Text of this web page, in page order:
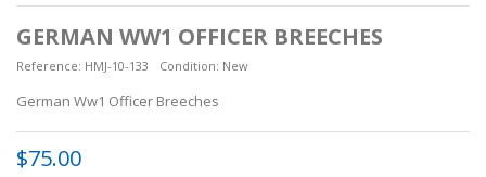
GERMAN WW1 OFFICER BREECHES
Reference: HMJ-10-133 Condition: New
German Ww1 Officer Breeches
$75.00